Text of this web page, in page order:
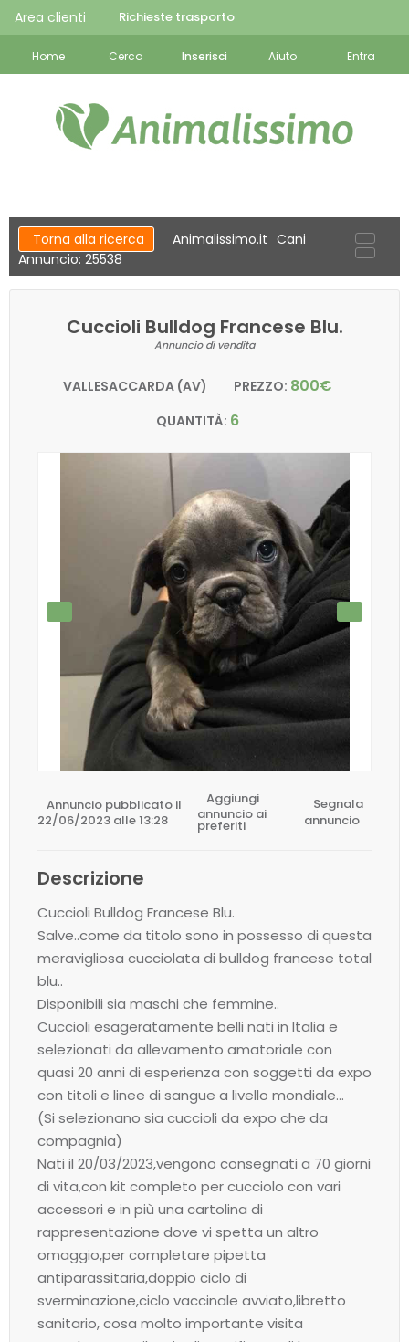
Area clienti Richieste trasporto
Home Cerca Inserisci Aiuto Entra
Torna alla ricerca Animalissimo.it Cani
Annuncio: 25538
Cuccioli Bulldog Francese Blu.
Annuncio di vendita
VALLESACCARDA (AV) PREZZO: 800€
QUANTITÀ: 6
Annuncio pubblicato il
22/06/2023 alle 13:28
Aggiungi
annuncio ai
preferiti
Segnala
annuncio
Descrizione
Cuccioli Bulldog Francese Blu.
Salve..come da titolo sono in possesso di questa
meravigliosa cucciolata di bulldog francese total
blu..
Disponibili sia maschi che femmine..
Cuccioli esageratamente belli nati in Italia e
selezionati da allevamento amatoriale con
quasi 20 anni di esperienza con soggetti da expo
con titoli e linee di sangue a livello mondiale…
(Si selezionano sia cuccioli da expo che da
compagnia)
Nati il 20/03/2023,vengono consegnati a 70 giorni
di vita,con kit completo per cucciolo con vari
accessori e in più una cartolina di
rappresentazione dove vi spetta un altro
omaggio,per completare pipetta
antiparassitaria,doppio ciclo di
sverminazione,ciclo vaccinale avviato,libretto
sanitario, cosa molto importante visita